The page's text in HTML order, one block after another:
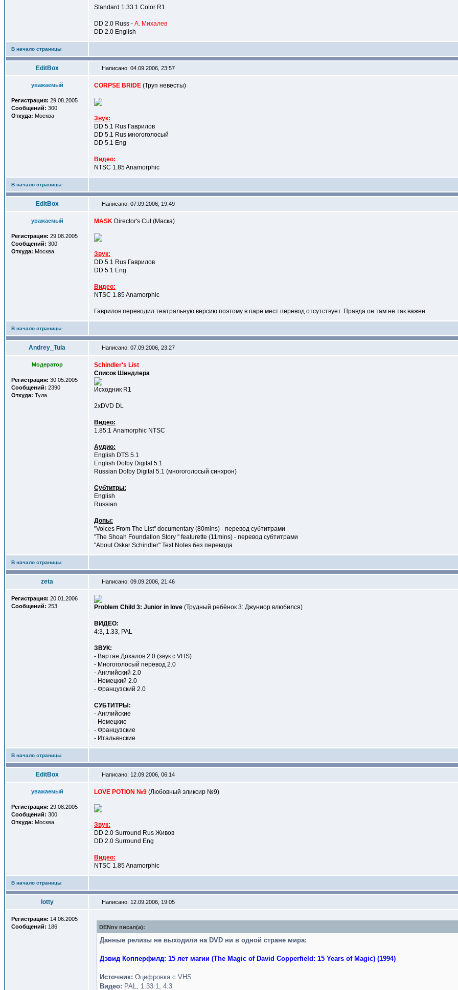
Standard 1.33:1 Color R1
DD 2.0 Russ - А. Михалев
DD 2.0 English
В начало страницы
EditBox Написано: 04.09.2006, 23:57
уважаемый
Регистрация: 29.08.2005
Сообщений: 300
Откуда: Москва
CORPSE BRIDE (Труп невесты)
Звук:
DD 5.1 Rus Гаврилов
DD 5.1 Rus многоголосый
DD 5.1 Eng
Видео:
NTSC 1.85 Anamorphic
В начало страницы
EditBox Написано: 07.09.2006, 19:49
уважаемый
Регистрация: 29.08.2005
Сообщений: 300
Откуда: Москва
MASK Director's Cut (Маска)
Звук:
DD 5.1 Rus Гаврилов
DD 5.1 Eng
Видео:
NTSC 1.85 Anamorphic
Гаврилов переводил театральную версию поэтому в паре мест перевод отсутствует. Правда он там не так важен.
В начало страницы
Andrey_Tula Написано: 07.09.2006, 23:27
Модератор
Регистрация: 30.05.2005
Сообщений: 2390
Откуда: Тула
Schindler's List
Список Шиндлера
Исходник R1
2xDVD DL
Видео:
1.85:1 Anamorphic NTSC
Аудио:
English DTS 5.1
English Dolby Digital 5.1
Russian Dolby Digital 5.1 (многоголосый синхрон)
Субтитры:
English
Russian
Допы:
"Voices From The List" documentary (80mins) - перевод субтитрами
"The Shoah Foundation Story " featurette (11mins) - перевод субтитрами
"About Oskar Schindler" Text Notes без перевода
В начало страницы
zeta Написано: 09.09.2006, 21:46
Регистрация: 20.01.2006
Сообщений: 253 Problem Child 3: Junior in love (Трудный ребёнок 3: Джуниор влюбился)
ВИДЕО:
4:3, 1.33, PAL
ЗВУК:
- Вартан Дохалов 2.0 (звук c VHS)
- Многоголосый перевод 2.0
- Английский 2.0
- Немецкий 2.0
- Французский 2.0
СУБТИТРЫ:
- Английские
- Немецкие
- Французские
- Итальянские
В начало страницы
EditBox Написано: 12.09.2006, 06:14
уважаемый
Регистрация: 29.08.2005
Сообщений: 300
Откуда: Москва
LOVE POTION №9 (Любовный эликсир №9)
Звук:
DD 2.0 Surround Rus Живов
DD 2.0 Surround Eng
Видео:
NTSC 1.85 Anamorphic
В начало страницы
lotty Написано: 12.09.2006, 19:05
Регистрация: 14.06.2005
Сообщений: 186 DENnv писал(a):
Данные релизы не выходили на DVD ни в одной стране мира:
Дэвид Копперфилд: 15 лет магии (The Magic of David Copperfield: 15 Years of Magic) (1994)
Источник: Оцифровка с VHS
Видео: PAL, 1.33:1, 4:3